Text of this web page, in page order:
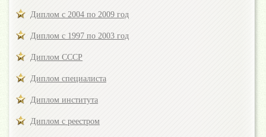
Диплом с 2004 по 2009 год
Диплом с 1997 по 2003 год
Диплом СССР
Диплом специалиста
Диплом института
Диплом с реестром